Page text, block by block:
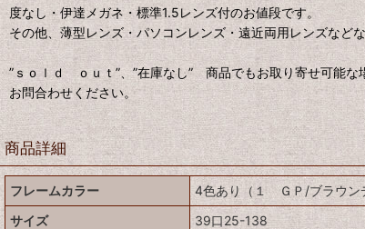
度なし・伊達メガネ・標準1.5レンズ付のお値段です。
その他、薄型レンズ・パソコンレンズ・遠近両用レンズなど
”ｓｏｌｄ ｏｕｔ”、”在庫なし” 商品でもお取り寄せ可能な
お問合わせください。
商品詳細
フレームカラー
4色あり（１ ＧＰ/ブラウン
サイズ
39口25-138